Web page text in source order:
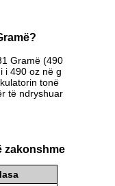
Gramë (490
i 490 oz në g
tonë
të ndryshuar
zakonshme